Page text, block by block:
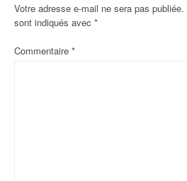
Votre adresse e-mail ne sera pas publiée.
sont indiqués avec *
Commentaire *